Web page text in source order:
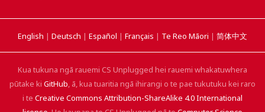
English | Deutsch | Español | Français | Te Reo Māori | 简体中文
Kua tukuna ngā rauemi CS Unplugged hei rauemi whakatuwhera
pūtake ki GitHub, ā, kua tuaritia ngā ihirangi o te pae tukutuku kei raro
i te Creative Commons Attribution-ShareAlike 4.0 International